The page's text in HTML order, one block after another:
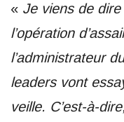
« Je viens de
l’opération
l’administrateur
leaders vont
veille. C’est-à-